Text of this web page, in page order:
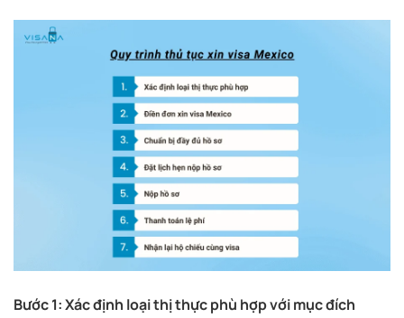
Bước 1: Xác định loại thị thực phù hợp với mục đích